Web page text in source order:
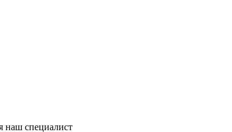
наш специалист